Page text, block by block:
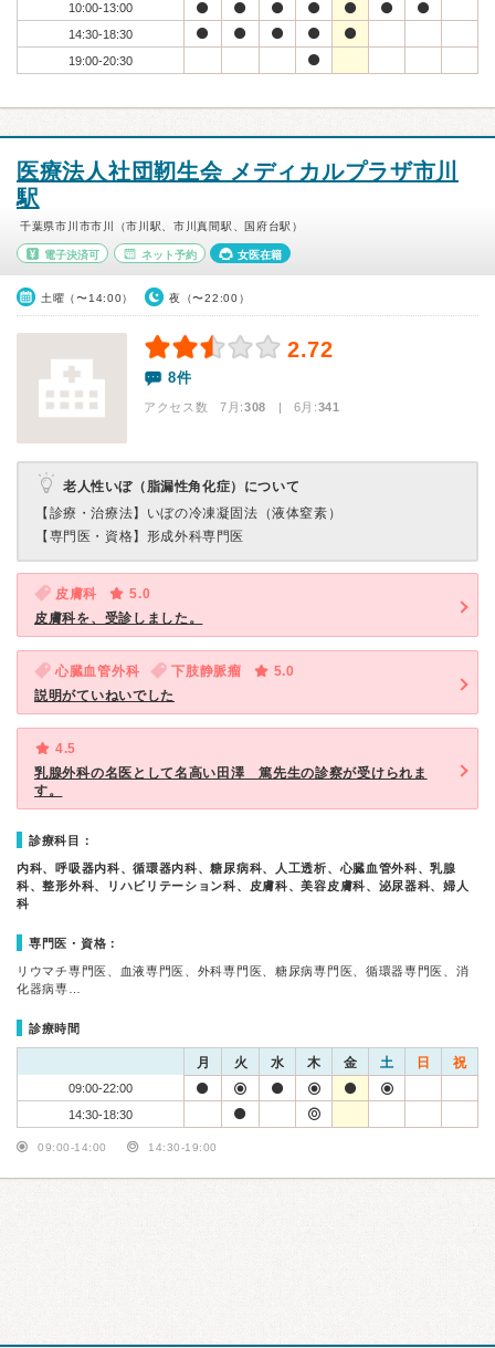
10:00-13:00
14:30-18:30
19:00-20:30
医療法人社団靭生会 メディカルプラザ市川
駅
千葉県市川市市川（市川駅、市川真間駅、国府台駅）
電子決済可 ネット予約 女医在籍
土曜（〜14:00） 夜（〜22:00）
2.72
8件
アクセス数 7月:308 | 6月:341
老人性いぼ（脂漏性角化症）について
【診療・治療法】 いぼの冷凍凝固法（液体窒素）
【専門医・資格】 形成外科専門医
皮膚科
5.0
皮膚科を、受診しました。
心臓血管外科 下肢静脈瘤
5.0
説明がていねいでした
4.5
乳腺外科の名医として名高い田澤 篤先生の診察が受けられま
す。
診療科目：
内科、呼吸器内科、循環器内科、糖尿病科、人工透析、心臓血管外科、乳腺
科、整形外科、リハビリテーション科、皮膚科、美容皮膚科、泌尿器科、婦人
科
専門医・資格：
リウマチ専門医、血液専門医、外科専門医、糖尿病専門医、循環器専門医、消
化器病専…
診療時間
月 火 水 木 金 土 日 祝
09:00-22:00
14:30-18:30
09:00-14:00 14:30-19:00